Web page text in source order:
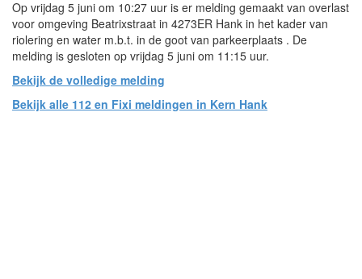
Op vrijdag 5 juni om 10:27 uur is er melding gemaakt van overlast
voor omgeving Beatrixstraat in 4273ER Hank in het kader van
riolering en water m.b.t. in de goot van parkeerplaats . De
melding is gesloten op vrijdag 5 juni om 11:15 uur.
Bekijk de volledige melding
Bekijk alle 112 en Fixi meldingen in Kern Hank